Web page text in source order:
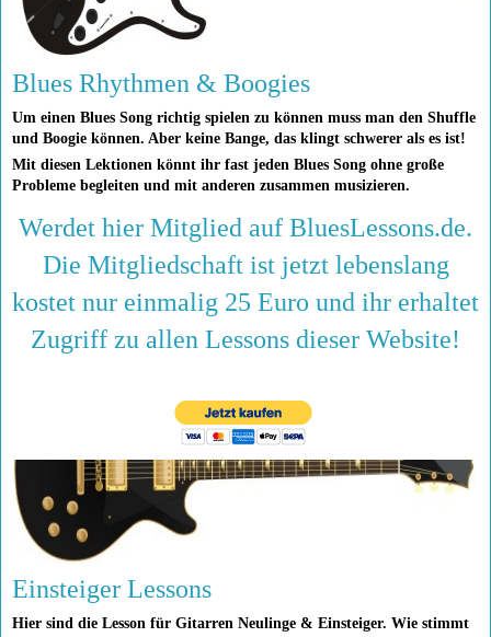
Blues Rhythmen & Boogies
Um einen Blues Song richtig spielen zu können muss man den Shuffle
und Boogie können. Aber keine Bange, das klingt schwerer als es ist!
Mit diesen Lektionen könnt ihr fast jeden Blues Song ohne große
Probleme begleiten und mit anderen zusammen musizieren.
Werdet hier Mitglied auf BluesLessons.de.
Die Mitgliedschaft ist jetzt lebenslang
kostet nur einmalig 25 Euro und ihr erhaltet
Zugriff zu allen Lessons dieser Website!
Einsteiger Lessons
Hier sind die Lesson für Gitarren Neulinge & Einsteiger. Wie stimmt